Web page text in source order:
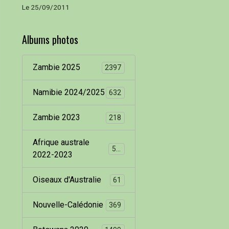
Le 25/09/2011
Albums photos
Zambie 2025 2397
Namibie 2024/2025 632
Zambie 2023 218
Afrique australe
2022-2023
Oiseaux d'Australie 61
Nouvelle-Calédonie 369